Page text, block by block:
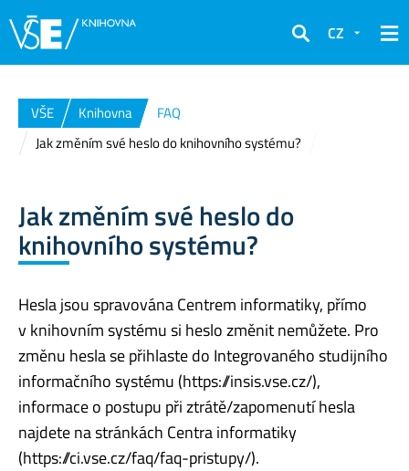
Hledat
CZ
VŠE Knihovna
FAQ
Jak změním své heslo do knihovního systému?
Jak změním své heslo do
knihovního systému?
Hesla jsou spravována Centrem informatiky, přímo
v knihovním systému si heslo změnit nemůžete. Pro
změnu hesla se přihlaste do Integrovaného studijního
informačního systému (https://insis.vse.cz/),
informace o postupu při ztrátě/zapomenutí hesla
najdete na stránkách Centra informatiky
(https://ci.vse.cz/faq/faq-pristupy/).